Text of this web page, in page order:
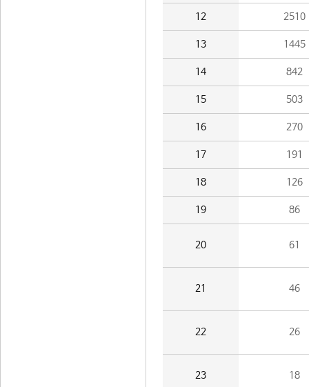
12 2510
13 1445
14 842
15 503
16 270
17 191
18 126
19 86
20 61
21 46
22 26
23 18